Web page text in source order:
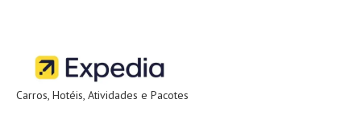
Carros, Hotéis, Atividades e Pacotes